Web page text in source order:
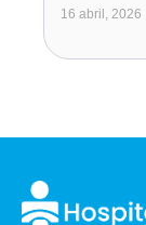
16 abril, 2026